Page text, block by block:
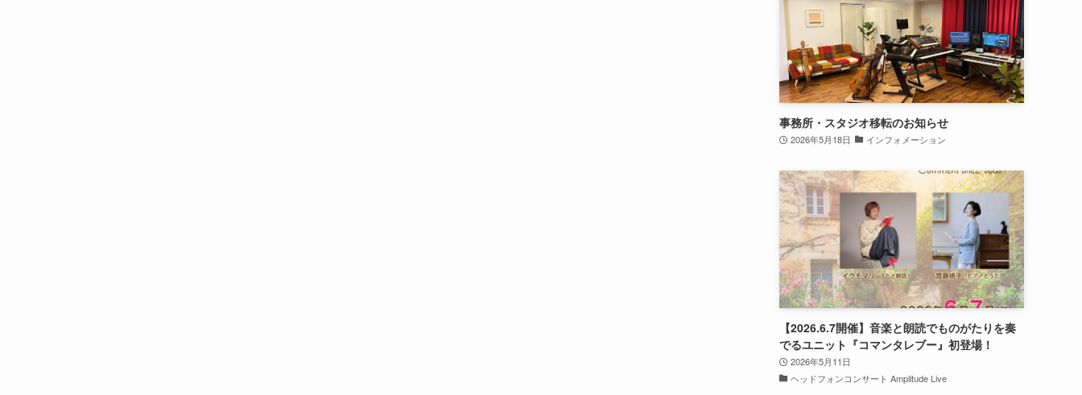
事務所・スタジオ移転のお知らせ
2026年5月18日 インフォメーション
【2026.6.7開催】音楽と朗読でものがたりを奏
でるユニット『コマンタレブー』初登場！
2026年5月11日
ヘッドフォンコンサート Amplitude Live